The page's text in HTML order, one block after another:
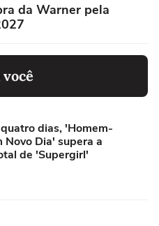
da Warner pela
dias, 'Homem-
Novo Dia' supera a
de 'Supergirl'